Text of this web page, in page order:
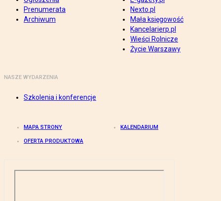
Prenumerata
Archiwum
Nexto.pl
Mała księgowość
Kancelarierp.pl
Wieści Rolnicze
Życie Warszawy
NASZE WYDARZENIA
Szkolenia i konferencje
MAPA STRONY KALENDARIUM
OFERTA PRODUKTOWA